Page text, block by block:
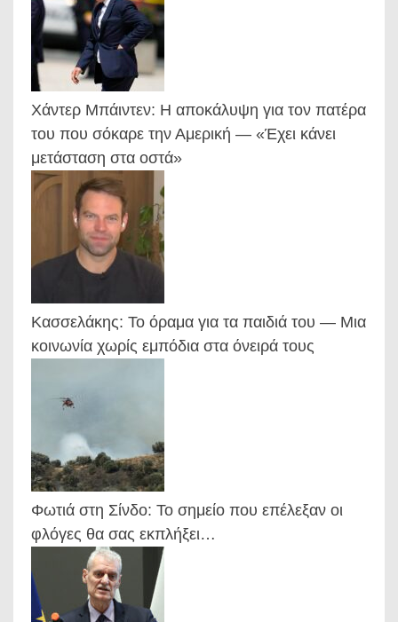
Χάντερ Μπάιντεν: Η αποκάλυψη για τον πατέρα
του που σόκαρε την Αμερική — «Έχει κάνει
μετάσταση στα οστά»
Κασσελάκης: Το όραμα για τα παιδιά του — Μια
κοινωνία χωρίς εμπόδια στα όνειρά τους
Φωτιά στη Σίνδο: Το σημείο που επέλεξαν οι
φλόγες θα σας εκπλήξει…